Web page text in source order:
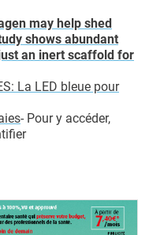
may help shed
shows abundant
an inert scaffold for
La LED bleue pour
- Pour y accéder,